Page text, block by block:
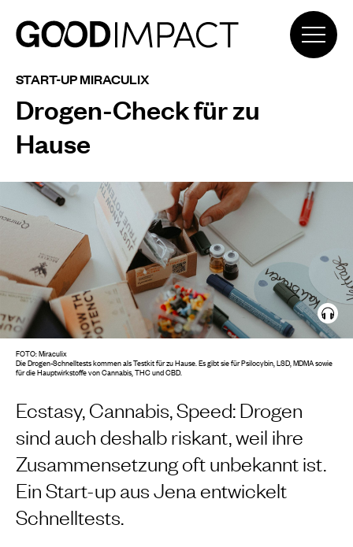
START-UP MIRACULIX
Drogen-Check für zu
Hause
Ecstasy, Cannabis, Speed: Drogen
sind auch deshalb riskant, weil ihre
Zusammensetzung oft unbekannt ist.
Ein Start-up aus Jena entwickelt
Schnelltests.
FOTO: Miraculix
Die Drogen-Schnelltests kommen als Testkit für zu Hause. Es gibt sie für Psilocybin, LSD, MDMA sowie
für die Hauptwirkstoffe von Cannabis, THC und CBD.